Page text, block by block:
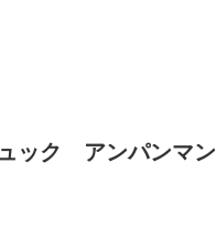
ック アンパンマン